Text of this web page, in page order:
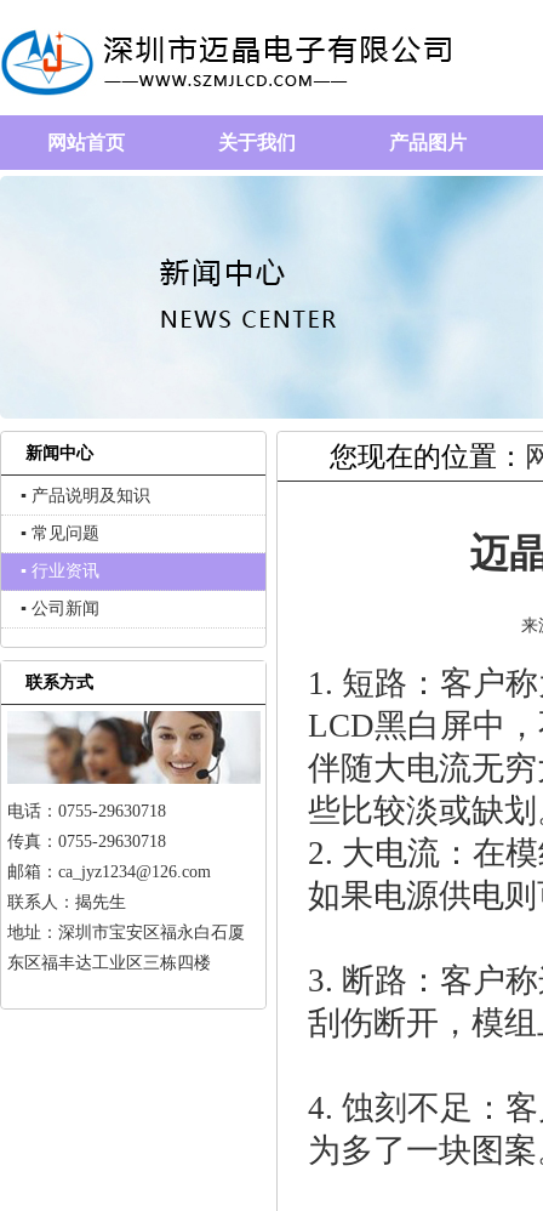
网站首页 关于我们 产品图片
您现在的位置：
迈
来
1. 短路：客户
LCD黑白屏中
伴随大电流无
些比较淡或缺
2. 大电流：在
如果电源供电
3. 断路：客户
刮伤断开，模
4. 蚀刻不足：
为多了一块图
新闻中心
▪ 产品说明及知识
▪ 常见问题
▪ 行业资讯
▪ 公司新闻
联系方式
电话：0755-29630718
传真：0755-29630718
邮箱：ca_jyz1234@126.com
联系人：揭先生
地址：深圳市宝安区福永白石厦
东区福丰达工业区三栋四楼